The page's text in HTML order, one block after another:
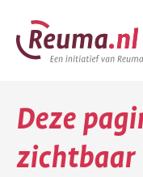
Spring
naar
hoofdinhoud
Spring
naar
footer
Deze
zichtbaar